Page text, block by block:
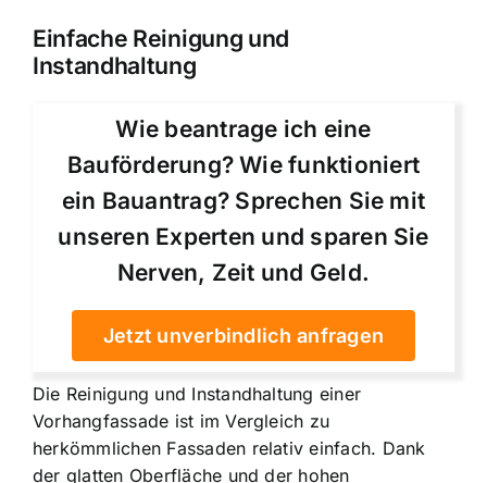
Einfache Reinigung und
Instandhaltung
Wie beantrage ich eine
Bauförderung? Wie funktioniert
ein Bauantrag? Sprechen Sie mit
unseren Experten und sparen Sie
Nerven, Zeit und Geld.
Jetzt unverbindlich anfragen
Die Reinigung und Instandhaltung einer
Vorhangfassade ist im Vergleich zu
herkömmlichen Fassaden relativ einfach. Dank
der glatten Oberfläche und der hohen